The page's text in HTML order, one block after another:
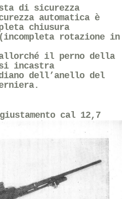
di sicurezza
automatica è
chiusura
rotazione in
il perno della
incastra
dell’anello del
cal 12,7